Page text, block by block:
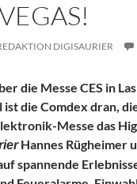
DIGISAURIER
die Messe CES in
ist die Comdex dran,
Messe das
Hannes Rügheimer
spannende